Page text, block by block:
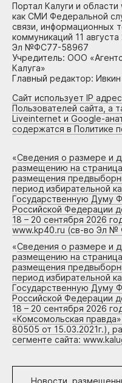
Портал Калуги и
как СМИ Федеральной
связи, информационных
коммуникаций 11
Эл №ФС77-58967
Учредитель: ООО
Калуга»
Главный редактор:
Сайт использует IP
Пользователей сайта, а
Liveinternet и Google-
содержатся в Политике
«Сведения о размере и
размещению на
размещения
период избирательной
Государственную Думу
Российской Федерации
18 – 20 сентября 2026
www.kp40.ru (св-во Эл №
«Сведения о размере и
размещению на
размещения
период избирательной
Государственную Думу
Российской Федерации
18 – 20 сентября 2026
«Комсомольская
80505 от 15.03.2021г.),
сегменте сайта: